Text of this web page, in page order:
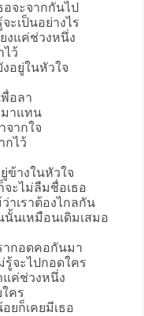
อจะจากกันไป
ะเป็นอย่างไร
งแค่ช่วงหนึ่ง
ไว้
อยู่ในหัวใจ
อลา
มาแทน
จากใจ
กไว้
ข้างในหัวใจ
ะไม่ลืมชื่อเธอ
าเราต้องไกลกัน
นเหมือนเดิมเสมอ
ากอดคอกันมา
จะไปกอดใคร
แค่ช่วงหนึ่ง
ใคร
ยก็เคยมีเธอ